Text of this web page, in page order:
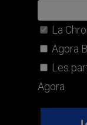
La
Agora
Les
Agora